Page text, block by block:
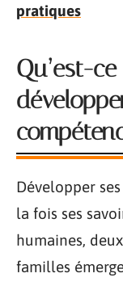
pratiques
Qu’est-
Développer
la fois ses
humaines,
familles